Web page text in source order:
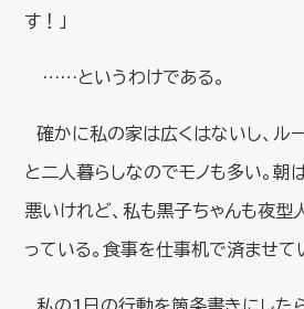
す！」
……というわけである。
確かに私の家は広くはないし、ル
と二人暮らしなのでモノも多い。朝
悪いけれど、私も黒子ちゃんも夜型
っている。食事を仕事机で済ませて
私の1日の行動を箇条書きにしたら